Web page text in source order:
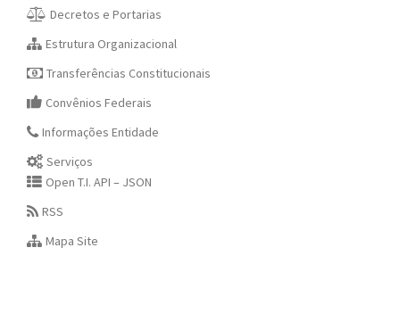
Decretos e Portarias
Estrutura Organizacional
Transferências Constitucionais
Convênios Federais
Informações Entidade
Serviços
Open T.I. API – JSON
RSS
Mapa Site